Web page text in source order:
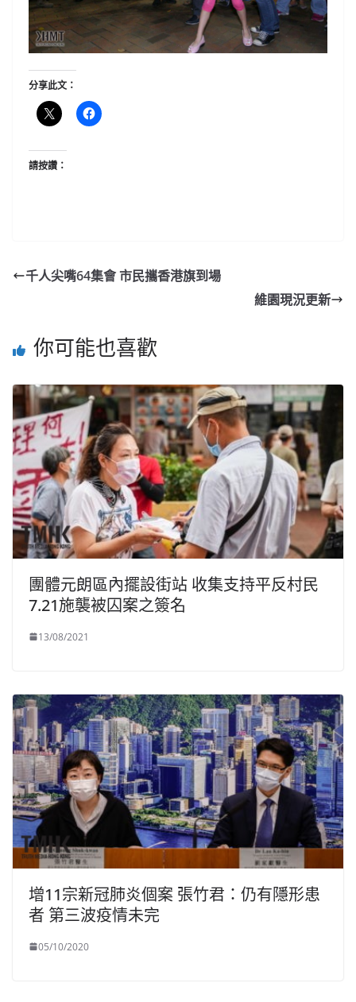
分享此文：
請按讚：
千人尖嘴64集會 市民攜香港旗到場
維園現況更新
你可能也喜歡
團體元朗區內擺設街站 收集支持平反村民
7.21施襲被囚案之簽名
13/08/2021
增11宗新冠肺炎個案 張竹君：仍有隱形患
者 第三波疫情未完
05/10/2020